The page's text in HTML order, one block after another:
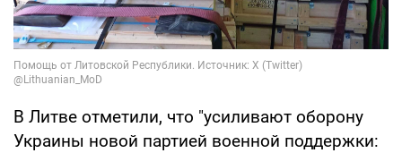
В Литве отметили, что "усиливают оборону
Украины новой партией военной поддержки: